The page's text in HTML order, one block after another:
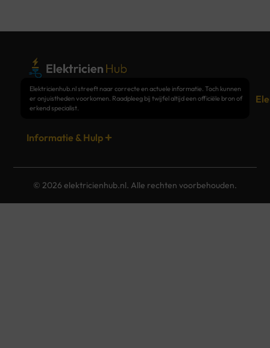
Elektricienhub.nl biedt betrouwbare informatie en handige tips
over alles wat met elektriciens te maken heeft– van kosten en
opleidingen tot lokale experts.
Informatie & Hulp
Elektricienhub.nl streeft naar correcte en actuele informatie. Toch kunnen
er onjuistheden voorkomen. Raadpleeg bij twijfel altijd een officiële bron of
erkend specialist.
© 2026 elektricienhub.nl. Alle rechten voorbehouden.